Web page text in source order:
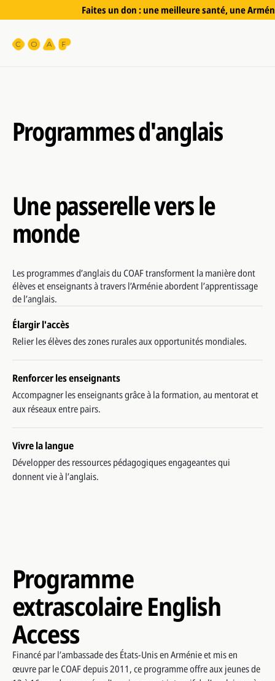
Faites un don : une meilleure santé, une
Programmes d'anglais
Une passerelle vers le
monde
Les programmes d’anglais du COAF transforment la manière dont
élèves et enseignants à travers l’Arménie abordent l’apprentissage
de l’anglais.
Élargir l'accès
Relier les élèves des zones rurales aux opportunités mondiales.
Renforcer les enseignants
Accompagner les enseignants grâce à la formation, au mentorat et
aux réseaux entre pairs.
Vivre la langue
Développer des ressources pédagogiques engageantes qui
donnent vie à l’anglais.
Programme
extrascolaire English
Access
Financé par l’ambassade des États-Unis en Arménie et mis en
œuvre par le COAF depuis 2011, ce programme offre aux jeunes de
Plus de 600
Plus de 290
élèves répartis dans 4 régions
heures de cours d’anglais basés sur le programme American